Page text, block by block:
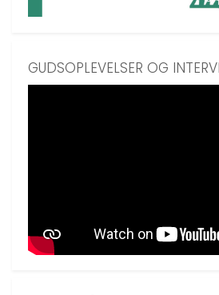
GUDSOPLEVELSER OG